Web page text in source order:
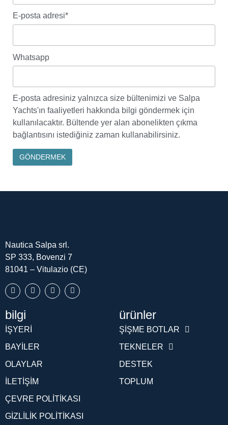
E-posta adresi*
Whatsapp
E-posta adresiniz yalnızca size bültenimizi ve Salpa
Yachts'ın faaliyetleri hakkında bilgi göndermek için
kullanılacaktır. Bültende yer alan abonelikten çıkma
bağlantısını istediğiniz zaman kullanabilirsiniz.
Nautica Salpa srl.
SP 333, Bovenzi 7
81041 – Vitulazio (CE)
bilgi
İŞYERI
BAYILER
OLAYLAR
İLETIŞIM
ÇEVRE POLITIKASI
GIZLILIK POLITIKASI
ürünler
ŞIŞME BOTLAR
TEKNELER
DESTEK
TOPLUM